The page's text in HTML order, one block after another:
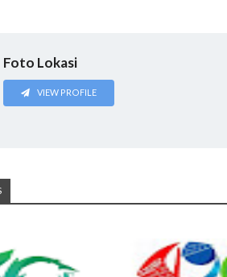
Foto Lokasi
VIEW PROFILE